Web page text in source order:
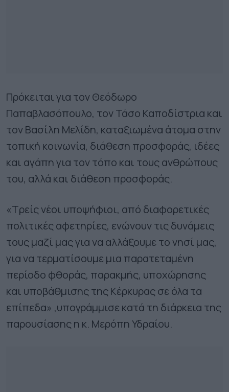
Πρόκειται για τον Θεόδωρο
Παπαβλασόπουλο, τον Τάσο Καποδίστρια και
τον Βασίλη Μελίδη, καταξιωμένα άτομα στην
τοπική κοινωνία, διάθεση προσφοράς, ιδέες
και αγάπη για τον τόπο και τους ανθρώπους
του, αλλά και διάθεση προσφοράς.
«Τρείς νέοι υποψήφιοι, από διαφορετικές
πολιτικές αφετηρίες, ενώνουν τις δυνάμεις
τους μαζί μας για να αλλάξουμε το νησί μας,
για να τερματίσουμε μια παρατεταμένη
περίοδο φθοράς, παρακμής, υποχώρησης
και υποβάθμισης της Κέρκυρας σε όλα τα
επίπεδα» ,υπογράμμισε κατά τη διάρκεια της
παρουσίασης η κ. Μερόπη Υδραίου.